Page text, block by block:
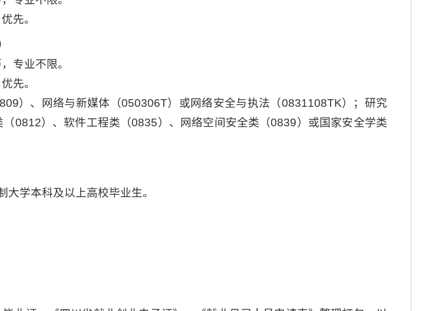
先。
专业不限。
先。
）、网络与新媒体（050306T）或网络安全与执法（0831108TK）；研究
0812）、软件工程类（0835）、网络空间安全类（0839）或国家安全学类
大学本科及以上高校毕业生。